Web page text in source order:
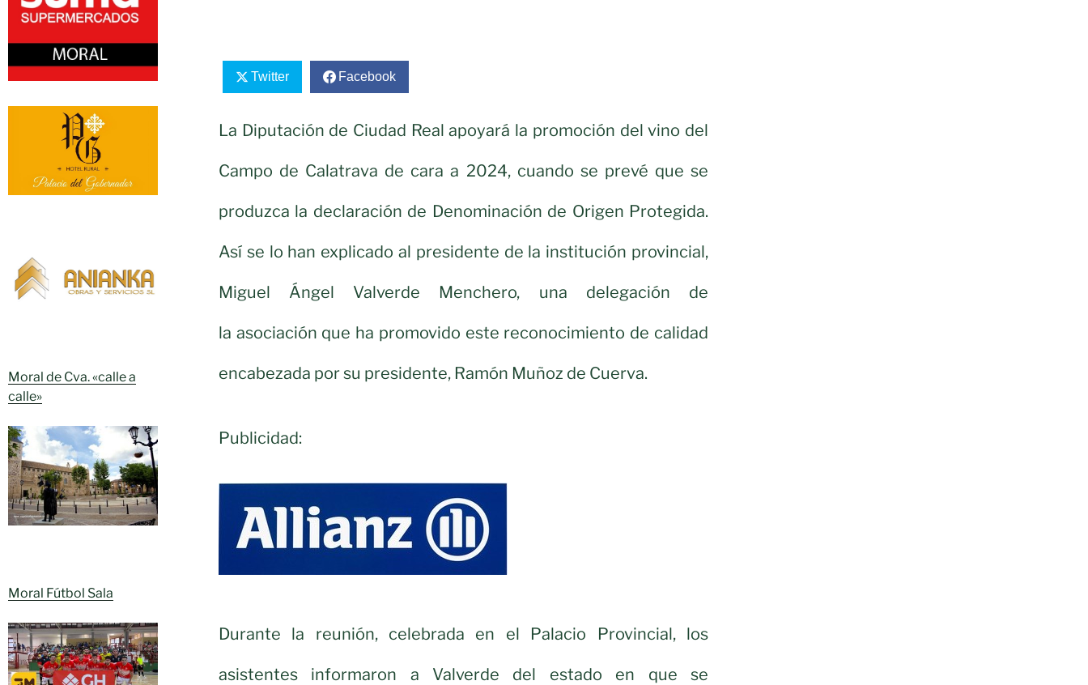
Moral de Cva. «calle a
calle»
Moral Fútbol Sala
Twitter Facebook
La Diputación de Ciudad Real apoyará la promoción del vino del
Campo de Calatrava de cara a 2024, cuando se prevé que se
produzca la declaración de Denominación de Origen Protegida.
Así se lo han explicado al presidente de la institución provincial,
Miguel Ángel Valverde Menchero, una delegación de
la asociación que ha promovido este reconocimiento de calidad
encabezada por su presidente, Ramón Muñoz de Cuerva.
Publicidad:
Durante la reunión, celebrada en el Palacio Provincial, los
asistentes informaron a Valverde del estado en que se